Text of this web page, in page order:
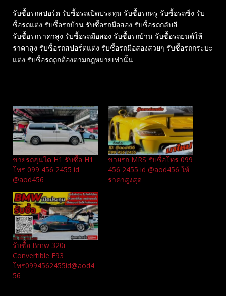
รับซื้อรถสปอร์ต รับซื้อรถเปิดประทุน รับซื้อรถหรู รับซื้อรถซิ่ง รับ
ซื้อรถแต่ง รับซื้อรถบ้าน รับซื้อรถมือสอง รับซื้อรถกลับสี
รับซื้อรถราคาสูง รับซื้อรถมือสอง รับซื้อรถบ้าน รับซื้อรถยนต์ให้
ราคาสูง รับซื้อรถสปอร์ตแต่ง รับซื้อรถมือสองสวยๆ รับซื้อรถกระบะ
แต่ง รับซื้อรถถูกต้องตามกฎหมายเท่านั้น
ขายรถฮุนได H1 รับซื้อ H1
โทร 099 456 2455 id
@aod456
ขายรถ MRS รับซื้อโทร 099
456 2455 id @aod456 ให้
ราคาสูงสุด
รับซื้อ Bmw 320i
Convertible E93
โทร0994562455id@aod4
56